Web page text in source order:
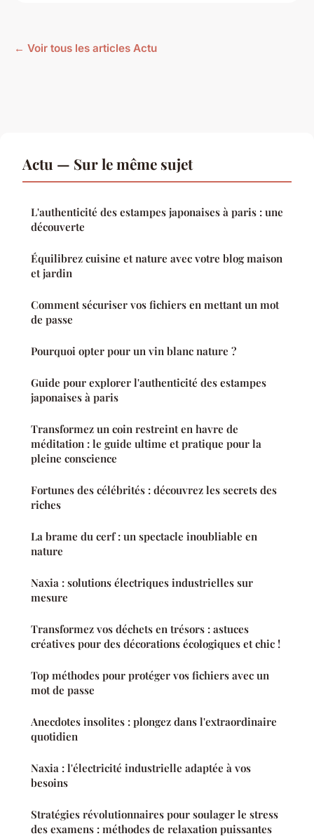
← Voir tous les articles Actu
Actu — Sur le même sujet
L'authenticité des estampes japonaises à paris : une
découverte
Équilibrez cuisine et nature avec votre blog maison
et jardin
Comment sécuriser vos fichiers en mettant un mot
de passe
Pourquoi opter pour un vin blanc nature ?
Guide pour explorer l'authenticité des estampes
japonaises à paris
Transformez un coin restreint en havre de
méditation : le guide ultime et pratique pour la
pleine conscience
Fortunes des célébrités : découvrez les secrets des
riches
La brame du cerf : un spectacle inoubliable en
nature
Naxia : solutions électriques industrielles sur
mesure
Transformez vos déchets en trésors : astuces
créatives pour des décorations écologiques et chic !
Top méthodes pour protéger vos fichiers avec un
mot de passe
Anecdotes insolites : plongez dans l'extraordinaire
quotidien
Naxia : l'électricité industrielle adaptée à vos
besoins
Stratégies révolutionnaires pour soulager le stress
des examens : méthodes de relaxation puissantes